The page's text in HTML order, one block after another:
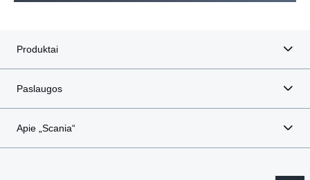
Produktai
Paslaugos
Apie „Scania“